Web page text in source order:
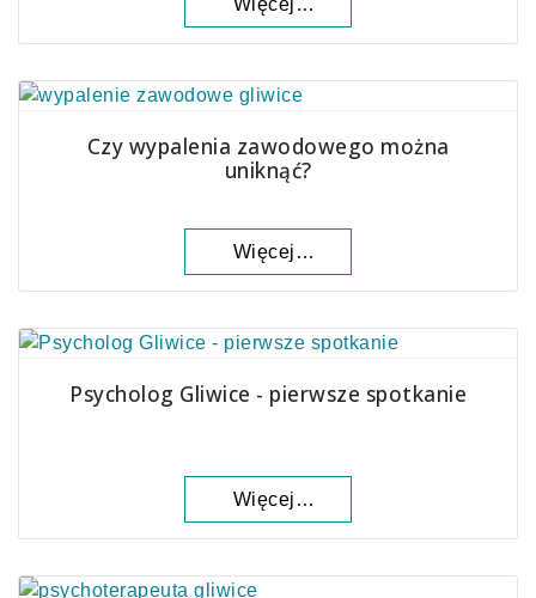
Czy wypalenia zawodowego można
uniknąć?
Więcej…
Psycholog Gliwice - pierwsze spotkanie
Więcej…